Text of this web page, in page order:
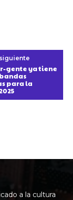
gente ya tiene
bandas
para la
a la cultura